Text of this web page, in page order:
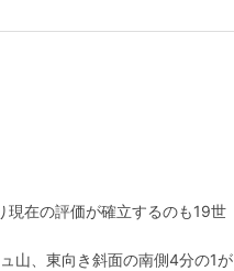
現在の評価が確立するのも19世
山、東向き斜面の南側4分の1が